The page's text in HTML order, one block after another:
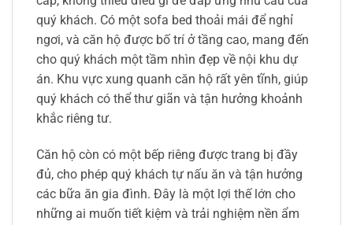
quý khách. Có một sofa bed thoải mái để nghỉ
ngơi, và căn hộ được bố trí ở tầng cao, mang đến
cho quý khách một tầm nhìn đẹp về nội khu dự
án. Khu vực xung quanh căn hộ rất yên tĩnh, giúp
quý khách có thể thư giãn và tận hưởng khoảnh
khắc riêng tư.
Căn hộ còn có một bếp riêng được trang bị đầy
đủ, cho phép quý khách tự nấu ăn và tận hưởng
các bữa ăn gia đình. Đây là một lợi thế lớn cho
những ai muốn tiết kiệm và trải nghiệm nền ẩm